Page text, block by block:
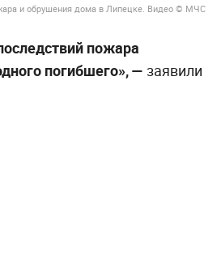
и обрушения дома в Липецке. Видео © МЧС
пожара
погибшего», — заявили